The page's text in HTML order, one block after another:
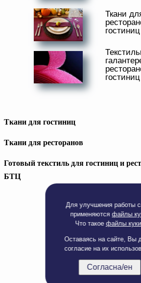
Для улучшения работы
применяютсяфайлы
Что такое файлы
Оставаясь на сайте, Вы
согласие на их
Согласна/ен
Условия работы
Оплата и доставка
Как оформить заказ
Вакансии
Как нас найти
Написать нам
Доверенность на
получение груза
Вопросы и ответы
Ткани
Ткани для гостиниц
Ткани для ресторанов
Готовый текстиль для гостиниц и
БТЦ
Полная версия